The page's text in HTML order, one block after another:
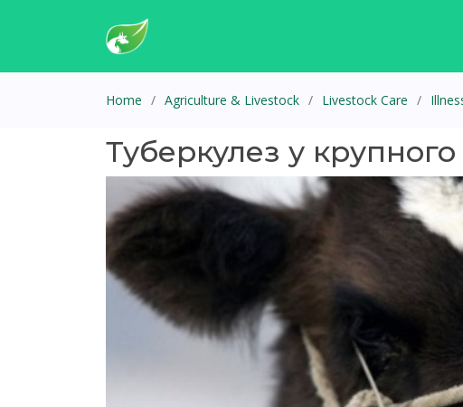
Home Agriculture & Livestock Livestock Care
Туберкулез у крупного